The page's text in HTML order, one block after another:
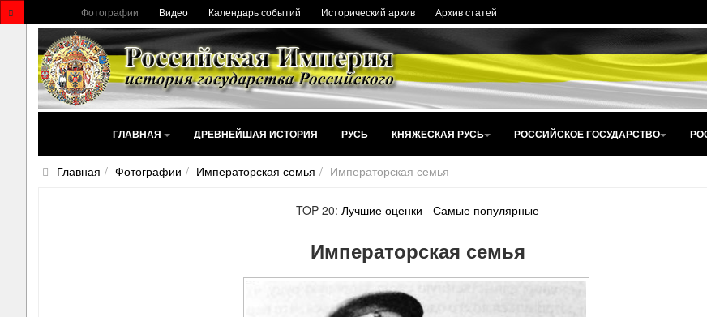
Фотографии Видео Календарь событий Исторический архив Архив статей
ГЛАВНАЯ ДРЕВНЕЙШАЯ ИСТОРИЯ РУСЬ КНЯЖЕСКАЯ РУСЬ РОССИЙСКОЕ ГОСУДАРСТВО
Главная Фотографии Императорская семья Императорская семья
TOP 20:Лучшие оценки -Самые популярные
Императорская семья